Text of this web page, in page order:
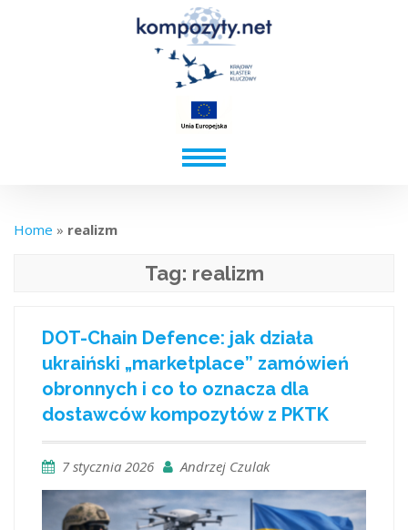
Home » realizm
Tag: realizm
DOT-Chain Defence: jak działa
ukraiński „marketplace” zamówień
obronnych i co to oznacza dla
dostawców kompozytów z PKTK
7 stycznia 2026 Andrzej Czulak